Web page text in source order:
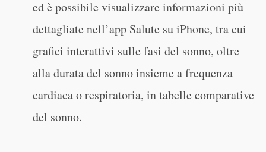
ed è possibile visualizzare informazioni più
dettagliate nell’app Salute su iPhone, tra cui
grafici interattivi sulle fasi del sonno, oltre
alla durata del sonno insieme a frequenza
cardiaca o respiratoria, in tabelle comparative
del sonno.